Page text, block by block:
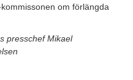
om förlängda
presschef Mikael